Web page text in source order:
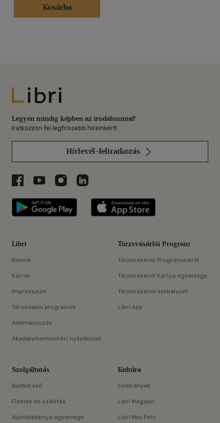
Kosárba
Libri
Legyen mindig képben az irodalommal!
Iratkozzon fel legfrissebb híreinkért!
Hírlevél-feliratkozás
Libri a Facebookon
Libri a Youtube-on
Libri az Instagramon
Libri a LinkedInen
Libri applikáció Szerezd meg: Google
Libri
Rólunk
Karrier
Impresszum
Társadalmi programok
Adományozás
Akadálymentesítési nyilatkozat
Törzsvásárlói Program
Törzsvásárlói Programunkról
Törzsvásárlói Kártya egyenlege
Törzsvásárlói szabályzat
Libri App
Szolgáltatás
Boltkereső
Fizetés és szállítás
Ajándékkártya egyenlege
Kultúra
Események
Libri Magazin
Libri Mini Polc